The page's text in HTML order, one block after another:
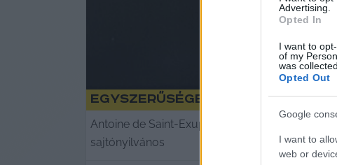
Advertising.
Opted In
I want to
of my
was collected.
Opted Out
Google
I want to
web or
Egyszerűsége pompájában
Antoine de Saint-Exupéry 120 éve megjelent
sajtónyilvános